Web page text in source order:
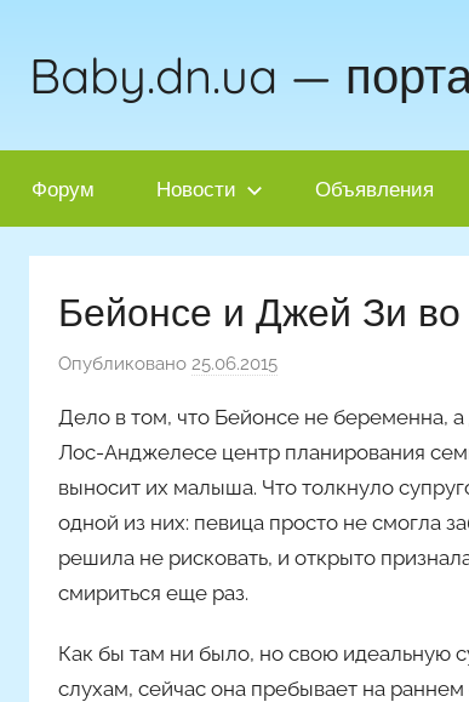
содержимому
Baby.dn.ua —
Форум Новости Объявления
Бейонсе и Джей Зи во
Опубликовано 25.06.2015
т
о
р
о
м
k
Дело в том, что Бейонсе не беременна,
Лос-Анджелесе центр планирования
выносит их малыша. Что толкнуло
одной из них: певица просто не смогла
решила не рисковать, и открыто
смириться еще раз.
Как бы там ни было, но свою идеальную
слухам, сейчас она пребывает на